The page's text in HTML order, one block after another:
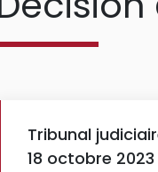
Tribunal
18 octobre